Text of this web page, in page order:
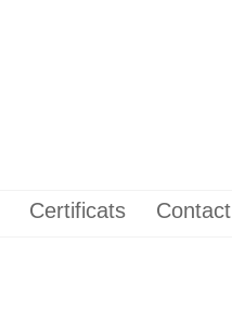
Certificats Contact